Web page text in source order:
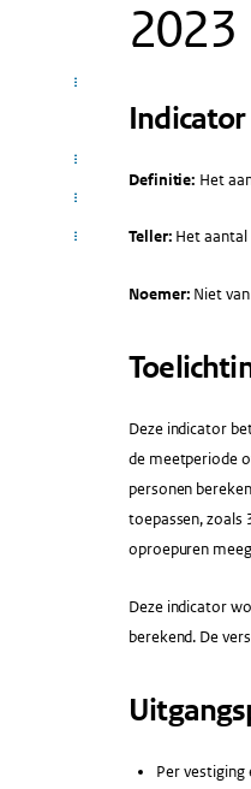
...
...
...
...
2023
Indicator
Definitie: Het
Teller: Het
Noemer: Niet
Deze indicator
de meetperiode
personen
toepassen, zoals
oproepuren
Deze indicator
berekend. De
Per vestiging